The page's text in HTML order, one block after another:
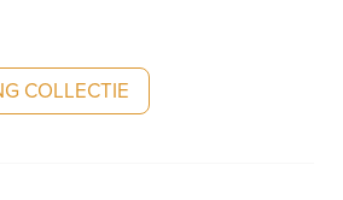
COLLECTIE